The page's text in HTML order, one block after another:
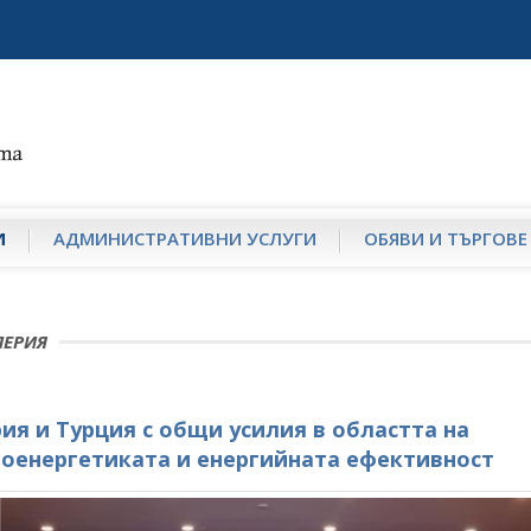
АДМИНИСТРАТИВНИ УСЛУГИ ОБЯВИ И ТЪРГОВЕ
и Турция с общи усилия в областта на
и енергийната ефективност